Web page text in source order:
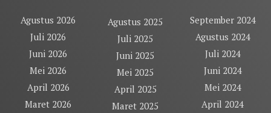
Agustus 2026
Juli 2026
Juni 2026
Mei 2026
April 2026
Maret 2026
Agustus 2025
Juli 2025
Juni 2025
Mei 2025
April 2025
Maret 2025
September 2024
Agustus 2024
Juli 2024
Juni 2024
Mei 2024
April 2024